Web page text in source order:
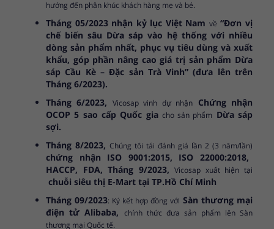
hướng đến phân khúc khách hàng mẹ và bé.
Tháng 05/2023 nhận kỷ lục Việt Nam về “Đơn vị
chế biến sâu Dừa sáp vào hệ thống với nhiều
dòng sản phẩm nhất, phục vụ tiêu dùng và xuất
khẩu, góp phần nâng cao giá trị sản phẩm Dừa
sáp Cầu Kè – Đặc sản Trà Vinh” (đưa lên trên
Tháng 6/2023).
Tháng 6/2023, Vicosap vinh dự nhận Chứng nhận
OCOP 5 sao cấp Quốc gia cho sản phẩm Dừa sáp
sợi.
Tháng 8/2023, Chúng tôi tái đánh giá lần 2 (3 năm/lần)
chứng nhận ISO 9001:2015, ISO 22000:2018,
HACCP, FDA, Tháng 9/2023,Vicosap xuất hiện tại
chuỗi siêu thị E-Mart tại TP.Hồ Chí Minh
Tháng 09/2023: Ký kết hợp đồng với Sàn thương mại
điện tử Alibaba, chính thức đưa sản phẩm lên Sàn
thương mại Quốc tế.